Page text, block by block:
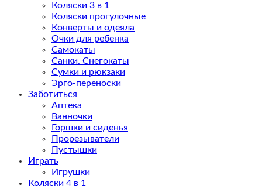
Коляски 3 в 1
Коляски прогулочные
Конверты и одеяла
Очки для ребенка
Самокаты
Санки. Снегокаты
Сумки и рюкзаки
Эрго-переноски
Заботиться
Аптека
Ванночки
Горшки и сиденья
Прорезыватели
Пустышки
Играть
Игрушки
Коляски 4 в 1